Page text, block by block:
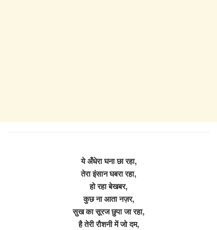
ये अँधेरा घना छा रहा,
तेरा इंसान घबरा रहा,
हो रहा बेखबर,
कुछ ना आता नज़र,
सुख का सूरज छुपा जा रहा,
है तेरी रौशनी में जो दम,